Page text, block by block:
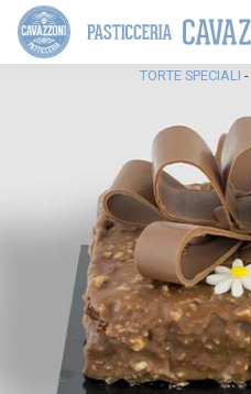
TORTE SPECIALI -